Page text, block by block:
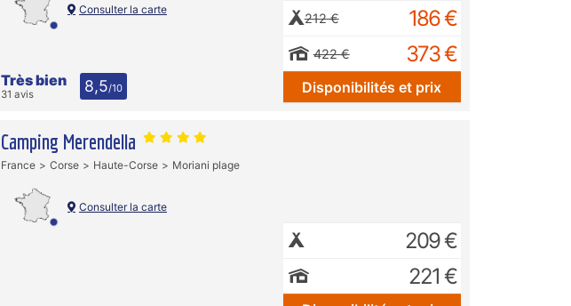
Consulter la carte
Très bien
31 avis 8,5/10
212 € 186 €
422 € 373 €
Disponibilités et prix
Camping Merendella
France Corse Haute-Corse Moriani plage
Consulter la carte
209 €
221 €